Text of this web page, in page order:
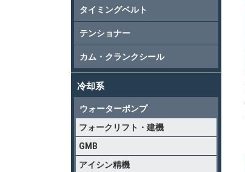
タイミングベルト
テンショナー
カム・クランクシール
冷却系
ウォーターポンプ
フォークリフト・建機
GMB
アイシン精機